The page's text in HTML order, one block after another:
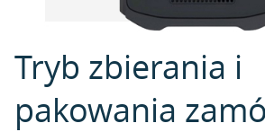
Tryb zbierania i
pakowania